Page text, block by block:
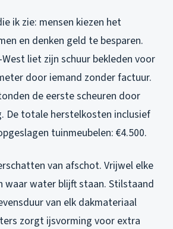
ik zie: mensen kiezen het
en denken geld te besparen.
liet zijn schuur bekleden voor
door iemand zonder factuur.
de eerste scheuren door
De totale herstelkosten inclusief
tuinmeubelen: €4.500.
van afschot. Vrijwel elke
waar water blijft staan. Stilstaand
van elk dakmateriaal
zorgt ijsvorming voor extra